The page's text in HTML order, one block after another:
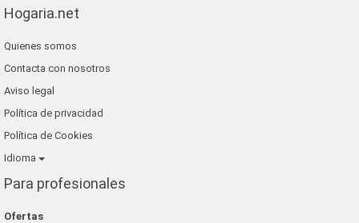
Hogaria.net
Quienes somos
Contacta con nosotros
Aviso legal
Política de privacidad
Política de Cookies
Idioma
Para profesionales
Ofertas